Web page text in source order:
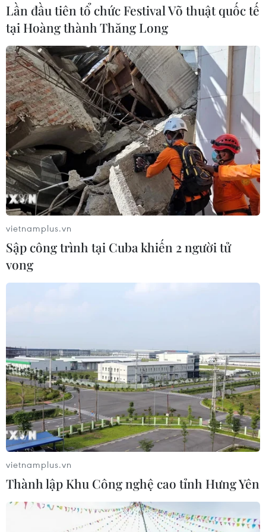
Lần đầu tiên tổ chức Festival Võ thuật quốc tế
tại Hoàng thành Thăng Long
vietnamplus.vn
Sập công trình tại Cuba khiến 2 người tử
vong
vietnamplus.vn
Thành lập Khu Công nghệ cao tỉnh Hưng Yên